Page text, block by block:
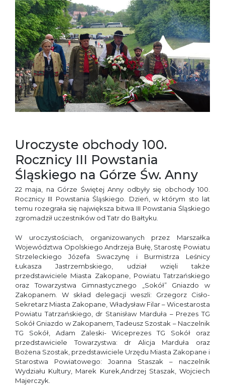
Uroczyste obchody 100.
Rocznicy III Powstania
Śląskiego na Górze Św. Anny
22 maja, na Górze Świętej Anny odbyły się obchody 100.
Rocznicy III Powstania Śląskiego. Dzień, w którym sto lat
temu rozegrała się największa bitwa III Powstania Śląskiego
zgromadził uczestników od Tatr do Bałtyku.
W uroczystościach, organizowanych przez Marszałka
Województwa Opolskiego Andrzeja Bułę, Starostę Powiatu
Strzeleckiego Józefa Swaczynę i Burmistrza Leśnicy
Łukasza Jastrzembskiego, udział wzięli także
przedstawiciele Miasta Zakopane, Powiatu Tatrzańskiego
oraz Towarzystwa Gimnastycznego „Sokół” Gniazdo w
Zakopanem. W skład delegacji weszli: Grzegorz Cisło-
Sekretarz Miasta Zakopane, Władysław Filar – Wicestarosta
Powiatu Tatrzańskiego, dr Stanisław Marduła – Prezes TG
Sokół Gniazdo w Zakopanem, Tadeusz Szostak – Naczelnik
TG Sokół, Adam Zaleski- Wiceprezes TG Sokół oraz
przedstawiciele Towarzystwa: dr Alicja Marduła oraz
Bożena Szostak, przedstawiciele Urzędu Miasta Zakopane i
Starostwa Powiatowego: Joanna Staszak – naczelnik
Wydziału Kultury, Marek Kurek,Andrzej Staszak, Wojciech
Majerczyk.